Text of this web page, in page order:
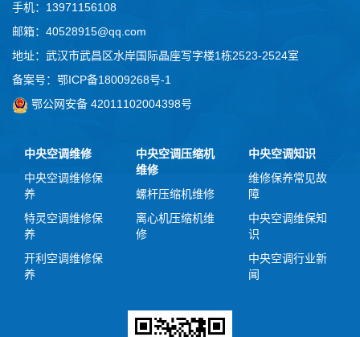
手机：13971156108
邮箱：40528915@qq.com
地址：武汉市武昌区水岸国际晶座写字楼1栋2523-2524室
备案号： 鄂ICP备18009268号-1
鄂公网安备 42011102004398号
中央空调维修
中央空调维修保
养
特灵空调维修保
养
开利空调维修保
养
中央空调压缩机
维修
螺杆压缩机维修
离心机压缩机维
修
中央空调知识
维修保养常见故
障
中央空调维保知
识
中央空调行业新
闻